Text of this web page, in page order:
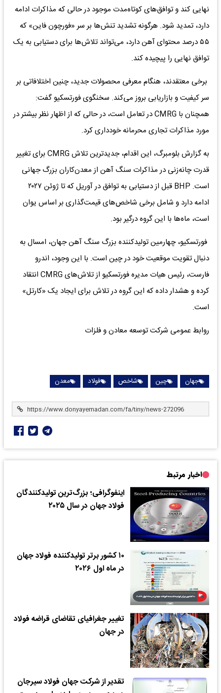
نهایی کند و توافق‌های کوتاه‌مدت موجود در حالی که مذاکرات ادامه
دارد، تمدید شود. هرگونه تشدید تنش‌ها بر سر «فورچون فاین» که
۵۵ درصد محتوای آهن دارد، می‌تواند تلاش‌ها برای دستیابی به یک
توافق نهایی را پیچیده کند.
برخی معتقدند، هنگام معرفی محصولات جدید، چنین اختلافاتی بر
سر کیفیت و بازاریابی بروز می‌کند. سخنگوی فورتسکیو گفت:
همچنان با CMRG در تعامل است، در حالی که از اظهار نظر بیشتر در
مورد مذاکرات تجاری محرمانه خودداری کرد.
به گزارش بلومبرگ، این اقدام، جدیدترین تلاش CMRG برای تغییر
قدرت چانه‌زنی در مذاکرات سنگ آهن از معدن‌کاران بزرگ جهانی
است. BHP قبل از دستیابی به توافق در آوریل که تا ژوئن ۲۰۲۷
ادامه دارد و شامل برخی شاخص‌های قیمت‌گذاری بر اساس یوان
است، ماه‌ها با این گروه درگیر بود.
فورتسکیو، چهارمین تولیدکننده بزرگ سنگ آهن جهان، امسال به
دنبال تقویت موقعیت خود در چین است. با این وجود، اندرو
فارست، رئیس هیات مدیره فورتسکیو از تلاش‌های CMRG انتقاد
کرده و هشدار داده که این گروه در تلاش برای ایجاد یک «کارتل»
است.
روابط عمومی شرکت توسعه معادن و فلزات
جهان چین شاخص فولاد معدن
اخبار مرتبط
اینفوگرافی؛ بزرگ‌ترین تولیدکنندگان
فولاد جهان در سال ۲۰۲۵
۱۰ کشور برتر تولیدکننده فولاد جهان
در ماه اول ۲۰۲۶
تغییر جغرافیای تقاضای قراضه فولاد
در جهان
تقدیر از شرکت جهان فولاد سیرجان